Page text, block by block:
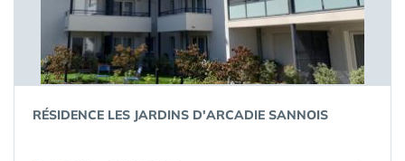
RÉSIDENCE LES JARDINS D'ARCADIE SANNOIS